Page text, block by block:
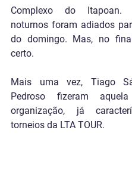
Complexo do Itapoan.
noturnos foram adiados
do domingo. Mas, no
certo.
Mais uma vez, Tiago
Pedroso fizeram aquela
organização, já
torneios da LTA TOUR.